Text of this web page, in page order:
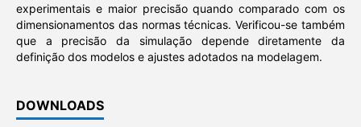
experimentais e maior precisão quando comparado com os
dimensionamentos das normas técnicas. Verificou-se também
que a precisão da simulação depende diretamente da
definição dos modelos e ajustes adotados na modelagem.
DOWNLOADS